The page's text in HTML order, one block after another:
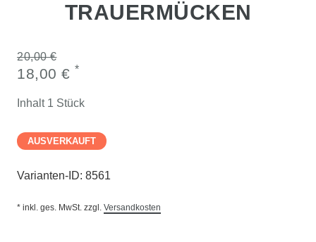
TRAUERMÜCKEN
20,00 €
18,00 € *
Inhalt 1 Stück
AUSVERKAUFT
Varianten-ID: 8561
* inkl. ges. MwSt. zzgl. Versandkosten